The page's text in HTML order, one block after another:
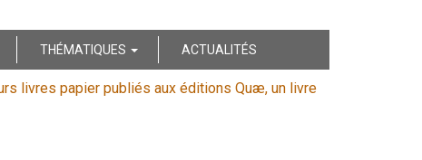
THÉMATIQUES ACTUALITÉS
livres papier publiés aux éditions Quæ, un livre